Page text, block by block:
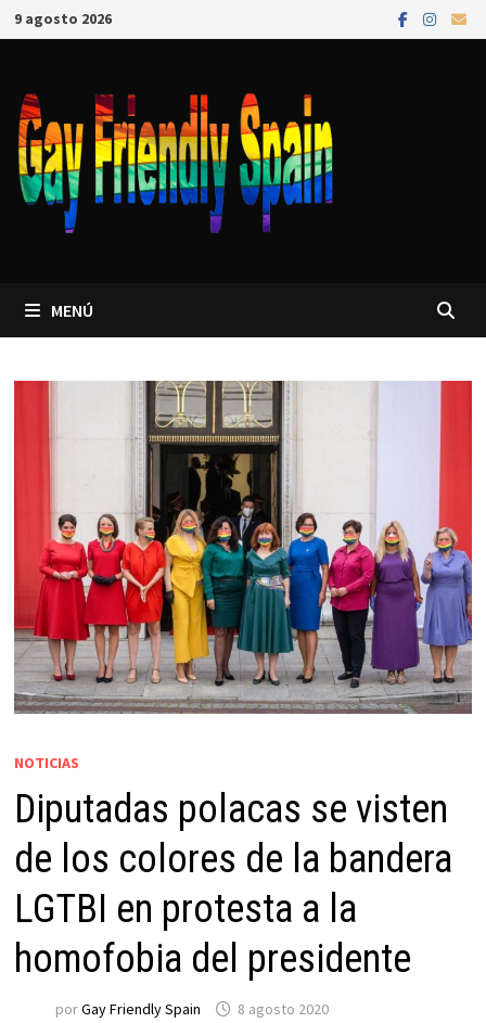
9 agosto 2026
MENÚ
NOTICIAS
Diputadas polacas se visten
de los colores de la bandera
LGTBI en protesta a la
homofobia del presidente
porGay Friendly Spain 8 agosto 2020